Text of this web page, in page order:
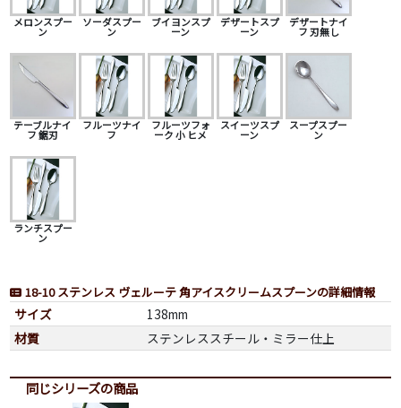
メロンスプー
ン
ソーダスプー
ン
ブイヨンスプ
ーン
デザートスプ
ーン
デザートナイ
フ 刃無し
テーブルナイ
フ 鋸刃
フルーツナイ
フ
フルーツフォ
ーク 小 ヒメ
スイーツスプ
ーン
スープスプー
ン
ランチスプー
ン
18-10 ステンレス ヴェルーテ 角アイスクリームスプーンの詳細情報
サイズ
138mm
材質
ステンレススチール・ミラー仕上
同じシリーズの商品